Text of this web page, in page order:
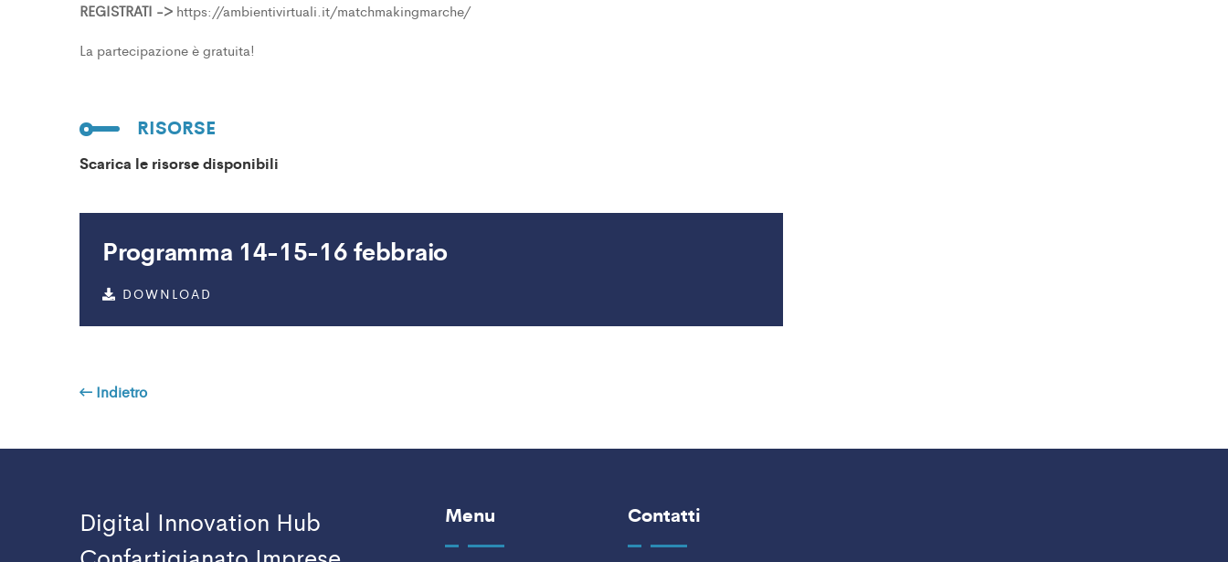
REGISTRATI -> https://ambientivirtuali.it/matchmakingmarche/
La partecipazione è gratuita!
RISORSE
Scarica le risorse disponibili
Programma 14-15-16 febbraio
DOWNLOAD
Indietro
Digital Innovation Hub
Menu Contatti